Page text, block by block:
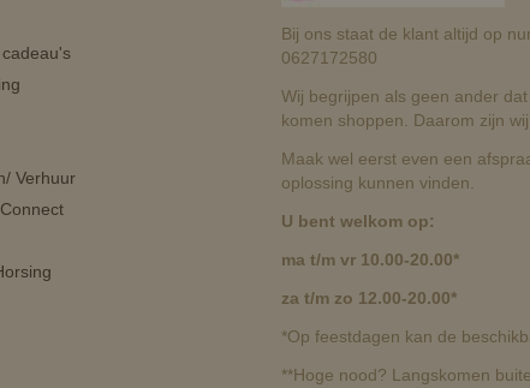
Verhuur
Bij ons staat de klant altijd op
0627172580
Wij begrijpen als geen ander
komen shoppen. Daarom zijn
Maak wel eerst even een
oplossing kunnen vinden.
U bent welkom op:
ma t/m vr 10.00-20.00*
za t/m zo 12.00-20.00*
*Op feestdagen kan de
**Hoge nood? Langskomen